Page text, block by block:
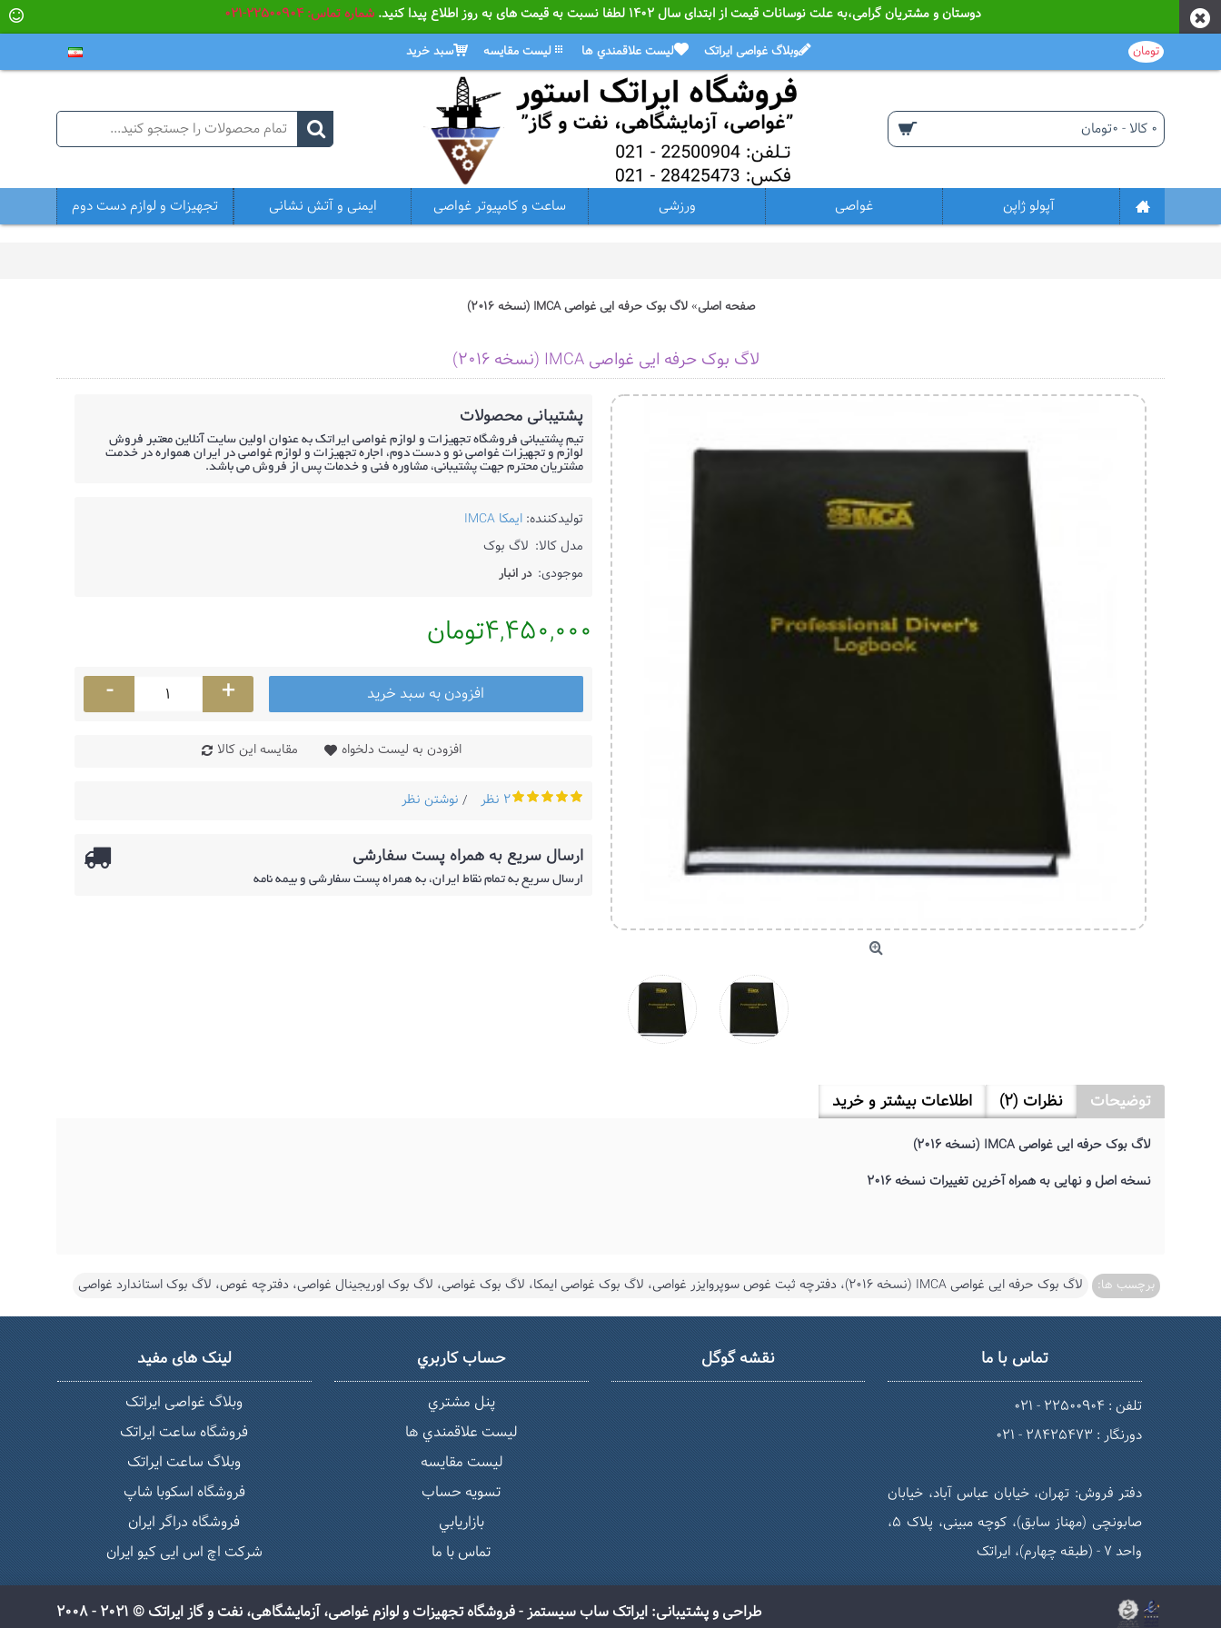
دوستان و مشتریان گرامی،به علت نوسانات قیمت از ابتدای سال ۱۴۰۲ لطفا نسبت به قیمت های به روز اطلاع پیدا کنید. شماره تماس: 22500904-021
وبلاگ غواصی ایراتک ليست علاقمندي ها ليست مقايسه سبد خريد تومان
0 کالا - 0تومان
آپولو ژاپن غواصی ورزشی ساعت و کامپیوتر غواصی ایمنی و آتش نشانی تجهیزات و لوازم دست دوم
صفحه اصلی لاگ بوک حرفه ایی غواصی IMCA (نسخه 2016)
لاگ بوک حرفه ایی غواصی IMCA (نسخه 2016)
پشتیبانی محصولات
تیم پشتیبانی فروشگاه تجهیزات و لوازم غواصی ایراتک به عنوان اولین سایت آنلاین معتبر فروش
لوازم و تجهیزات غواصی نو و دست دوم، اجاره تجهیزات و لوازم غواصی در ایران همواره در خدمت
مشتریان محترم جهت پشتیبانی، مشاوره فنی و خدمات پس از فروش می باشد.
تولیدکننده: ایمکا IMCA
مدل کالا: لاگ بوک
موجودی: در انبار
4,450,000تومان
- + افزودن به سبد خرید
افزودن به لیست دلخواه مقایسه این کالا
2 نظر / نوشتن نظر
ارسال سریع به همراه پست سفارشی
ارسال سریع به تمام نقاط ایران، به همراه پست سفارشی و بیمه نامه
توضیحات نظرات (2) اطلاعات بیشتر و خرید
لاگ بوک حرفه ایی غواصی IMCA (نسخه 2016)
نسخه اصل و نهایی به همراه آخرین تغییرات نسخه 2016
برچسب ها: لاگ بوک حرفه ایی غواصی IMCA (نسخه 2016)، دفترچه ثبت غوص سوپروایزر غواصی، لاگ بوک غواصی ایمکا، لاگ بوک غواصی، لاگ بوک اوریجینال غواصی، دفترچه غوص، لاگ بوک استاندارد غواصی
لینک های مفید
وبلاگ غواصی ایراتک
فروشگاه ساعت ایراتک
وبلاگ ساعت ایراتک
فروشگاه اسکوبا شاپ
فروشگاه دراگر ایران
شرکت اچ اس ایی کیو ایران
حساب كاربري
پنل مشتري
ليست علاقمندي ها
لیست مقایسه
تسويه حساب
بازاريابي
تماس با ما
نقشه گوگل تماس با ما
تلفن : 22500904 - 021
دورنگار : 28425473 - 021
دفتر فروش: تهران، خیابان عباس آباد، خیابان
صابونچی (مهناز سابق)، کوچه مبینی، پلاک 5،
واحد 7 - (طبقه چهارم)، ایراتک
طراحی و پشتیبانی: ایراتک ساب سیستمز - فروشگاه تجهیزات و لوازم غواصی، آزمایشگاهی، نفت و گاز ایراتک © 2021 - 2008